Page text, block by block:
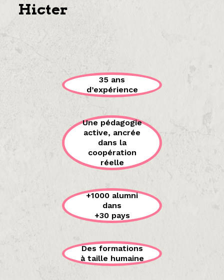
Hicter
35 ans
d’expérience
Une pédagogie
active, ancrée
dans la
coopération
réelle
+1000 alumni
dans
+30 pays
Des formations
à taille humaine